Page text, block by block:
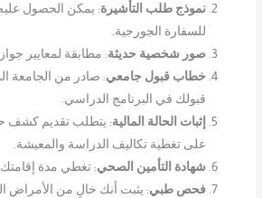
نموذج طلب التأشيرة: يمكن الحصول
للسفارة الجورجية.
صور شخصية حديثة: مطابقة لمعايير
خطاب قبول جامعي: صادر من الجامعة
قبولك في البرنامج الدراسي.
إثبات الحالة المالية: يتطلب تقديم كشف
على تغطية تكاليف الدراسة والمعيشة.
شهادة التأمين الصحي: تغطي مدة
فحص طبي: يثبت أنك خالٍ من الأمراض